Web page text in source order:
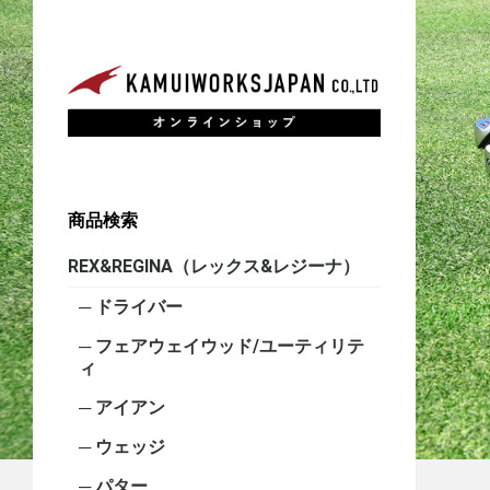
商品検索
REX&REGINA（レックス&レジーナ）
ドライバー
フェアウェイウッド/ユーティリテ
ィ
アイアン
ウェッジ